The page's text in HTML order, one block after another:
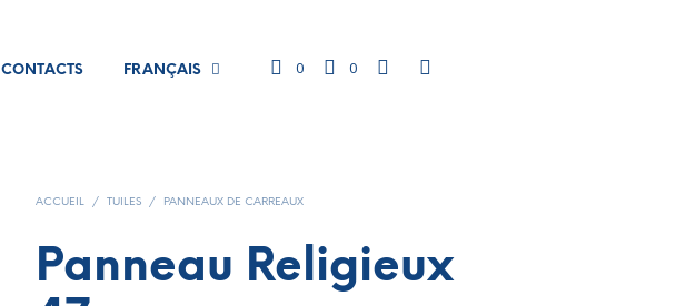
CONTACTS FRANÇAIS 0 0
ACCUEIL / TUILES / PANNEAUX DE CARREAUX
Panneau Religieux